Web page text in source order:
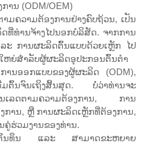
ານ (ODM/OEM)
ມຄວາມຕ້ອງການຢ່າງຄົບຖ້ວນ, ເປັນ
ທ່ານຈ້າງໄປນອກບໍລິສັດ. ຈາກການ
ະ ການຜະລິດຕົ້ນແບບດ້ວຍເຫຼັກ ໄປ
ຫຍ່ສຳລັບຜູ້ຜະລິດອຸປະກອນຕົ້ນຕຳ
ນອອກແບບຂອງຜູ້ຜະລິດ (ODM),
ມຕົ້ນຈົນເຖິງສິ້ນສຸດ. ບໍ່ວ່າທ່ານຈະ
ນເລດຕາມຄວາມຕ້ອງການ, ການ
ານ, ຫຼື ການຜະລິດເຫຼັກທີ່ຕ້ອງການ,
ຄູ່ຮ່ວມງານຂອງທ່ານ.
ຕົ້ນທຶນ ແລະ ສາມາດຂະຫຍາຍ